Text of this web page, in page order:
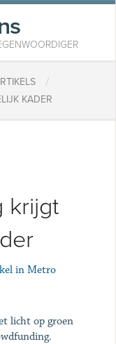
/
KADER
krijgt
in Metro
licht op groen